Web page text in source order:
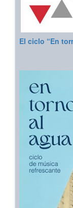
El ciclo “En